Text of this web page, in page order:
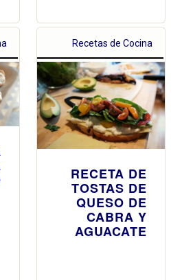
Recetas de Cocina
RECETA DE
TOSTAS DE
QUESO DE
CABRA Y
AGUACATE